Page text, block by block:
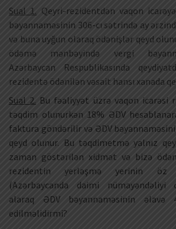
Sual 1. Qeyri-rezidentdən vaqon
bəyannaməsinin 306-cı sətrində ay
və buna uyğun olaraq ödənişlər qeyd
ödəmə mənbəyində vergi
Azərbaycan Respublikasında
rezidentə ödənilən vəsait hansı xanada
Sual 2. Bu fəaliyyət üzrə vaqon icarəsi
təqdim olunurkən 18% ƏDV
faktura göndərilir və ƏDV
qeyd olunur. Bu təqdimetmə yalnız
zaman göstərilən xidmət və bizə
rezidentin yerləşmə yerinin öz
(Azərbaycanda daimi nümayəndəliyi
alaraq ƏDV bəyannaməsinin əlavə
edilməlidirmi?